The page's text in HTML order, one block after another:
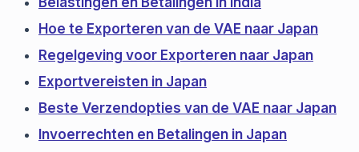
Hoe te Exporteren van de VAE naar Japan
Regelgeving voor Exporteren naar Japan
Exportvereisten in Japan
Beste Verzendopties van de VAE naar Japan
Invoerrechten en Betalingen in Japan